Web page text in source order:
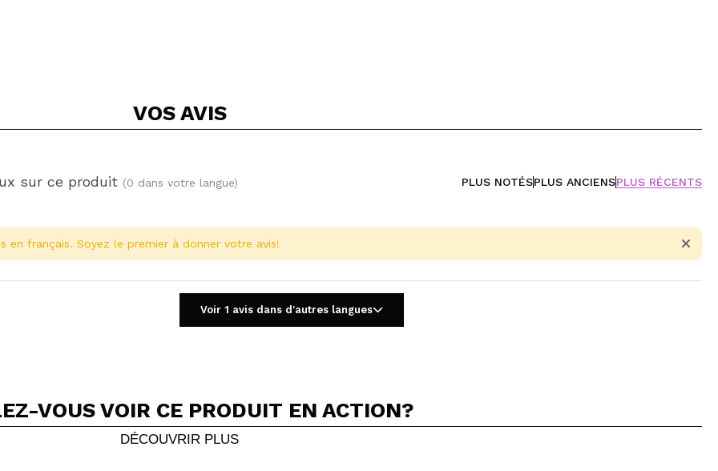
VOS AVIS
sur ce produit (0 dans votre langue) PLUS NOTÉSPLUS ANCIENSPLUS RÉCENTS
Partager une vidéo ou une photo
Votre vidéo pourrait être la première. Imaginez...
en français. Soyez le premier à donner votre avis!
Voir 1 avis dans d'autres langues
VOUS VOIR CE PRODUIT EN ACTION?
DÉCOUVRIR PLUS